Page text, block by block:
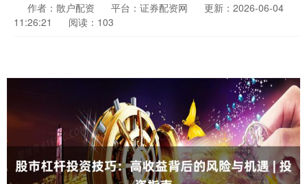
作者：散户配资 平台：证券配资网
更新：2026-06-04
11:26:21
阅读：103